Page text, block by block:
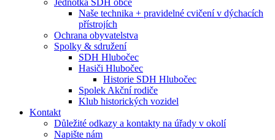
Jednotka SDH obce
Naše technika + pravidelné cvičení v dýchacích
přístrojích
Ochrana obyvatelstva
Spolky & sdružení
SDH Hlubočec
Hasiči Hlubočec
Historie SDH Hlubočec
Spolek Akční rodiče
Klub historických vozidel
Kontakt
Důležité odkazy a kontakty na úřady v okolí
Napište nám